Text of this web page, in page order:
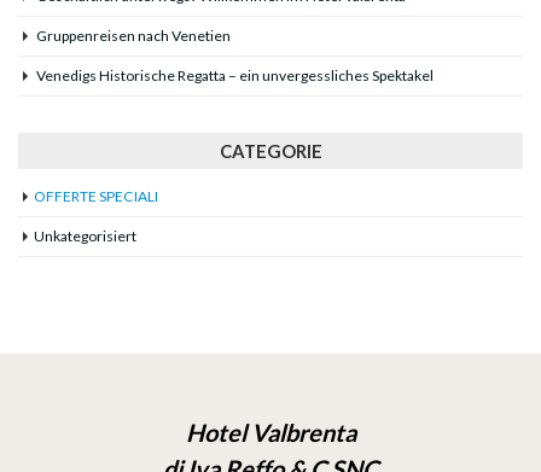
Gruppenreisen nach Venetien
Venedigs Historische Regatta – ein unvergessliches Spektakel
CATEGORIE
OFFERTE SPECIALI
Unkategorisiert
Hotel Valbrenta